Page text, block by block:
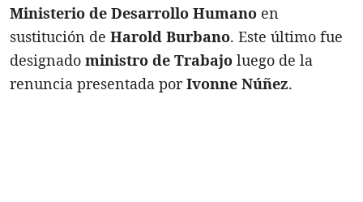
Ministerio de Desarrollo Humano en
sustitución de Harold Burbano. Este último fue
designado ministro de Trabajo luego de la
renuncia presentada porIvonne Núñez.